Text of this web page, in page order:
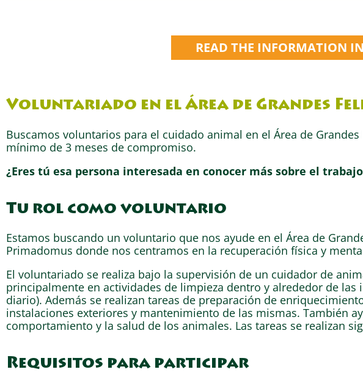
READ THE INFORMATION
Voluntariado en el Área de Grandes
Buscamos voluntarios para el cuidado animal en el Área de
mínimo de 3 meses de compromiso.
¿Eres tú esa persona interesada en conocer más sobre el
Tu rol como voluntario
Estamos buscando un voluntario que nos ayude en el Área de
Primadomus donde nos centramos en la recuperación física y
El voluntariado se realiza bajo la supervisión de un cuidador de
principalmente en actividades de limpieza dentro y alrededor de
diario). Además se realizan tareas de preparación de
instalaciones exteriores y mantenimiento de las mismas. También
comportamiento y la salud de los animales. Las tareas se realizan
Requisitos para participar